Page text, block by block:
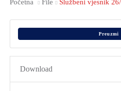
Početna File Službeni vjesnik
Preuzmi
Download